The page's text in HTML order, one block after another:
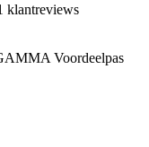
klantreviews
Voordeelpas